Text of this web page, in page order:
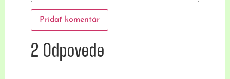
2 Odpovede